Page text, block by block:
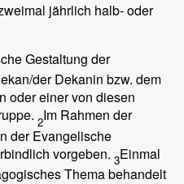
jährlich halb- oder
Gestaltung der
der Dekanin bzw. dem
oder einer von diesen
2Im Rahmen der
der Evangelische
vorgeben. 3Einmal
Thema behandelt